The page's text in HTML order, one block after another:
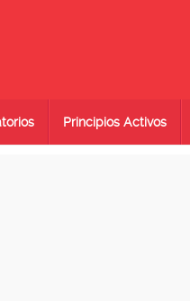
Principios Activos